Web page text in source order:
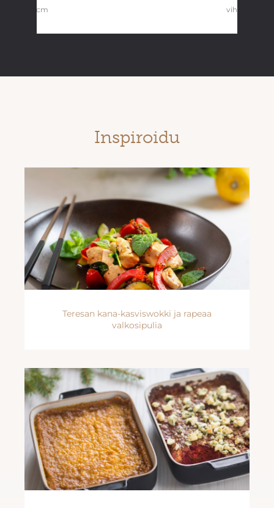
28 cm vihreä
Inspiroidu
Teresan kana-kasviswokki ja rapeaa
valkosipulia